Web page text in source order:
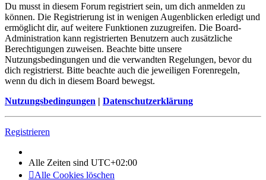
Du musst in diesem Forum registriert sein, um dich anmelden zu
können. Die Registrierung ist in wenigen Augenblicken erledigt und
ermöglicht dir, auf weitere Funktionen zuzugreifen. Die Board-
Administration kann registrierten Benutzern auch zusätzliche
Berechtigungen zuweisen. Beachte bitte unsere
Nutzungsbedingungen und die verwandten Regelungen, bevor du
dich registrierst. Bitte beachte auch die jeweiligen Forenregeln,
wenn du dich in diesem Board bewegst.
Nutzungsbedingungen | Datenschutzerklärung
Registrieren
Alle Zeiten sind UTC+02:00
Alle Cookies löschen